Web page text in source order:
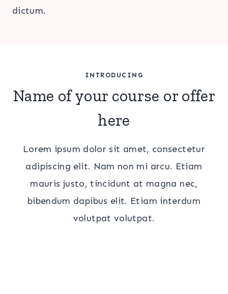
dictum.
INTRODUCING
Name of your course or offer
here
Lorem ipsum dolor sit amet, consectetur
adipiscing elit. Nam non mi arcu. Etiam
mauris justo, tincidunt at magna nec,
bibendum dapibus elit. Etiam interdum
volutpat volutpat.